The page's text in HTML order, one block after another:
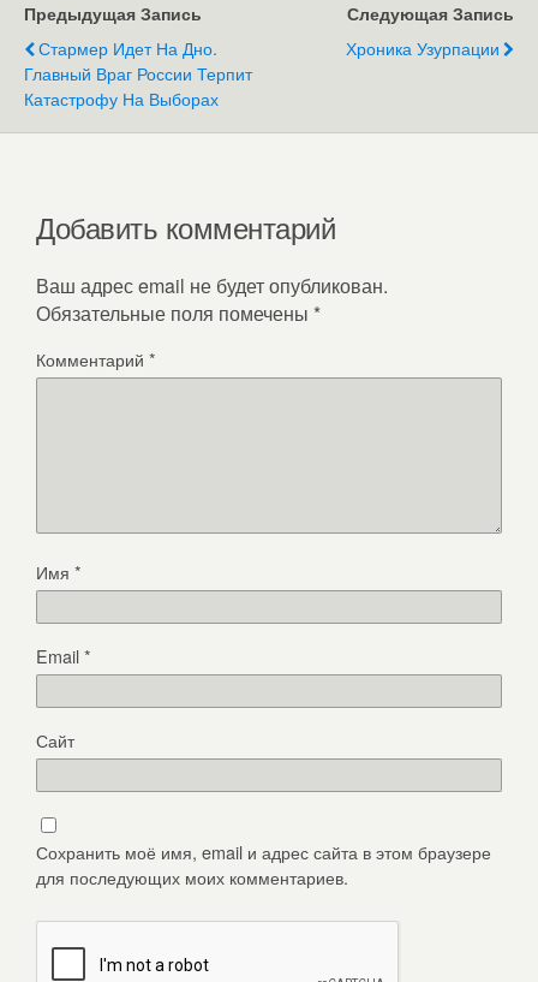
Предыдущая Запись
Стармер Идет На Дно.
Главный Враг России Терпит
Катастрофу На Выборах
Следующая Запись
Хроника Узурпации
Добавить комментарий
Ваш адрес email не будет опубликован.
Обязательные поля помечены *
Комментарий *
Имя *
Email*
Сайт
Сохранить моё имя, email и адрес сайта в этом браузере
для последующих моих комментариев.